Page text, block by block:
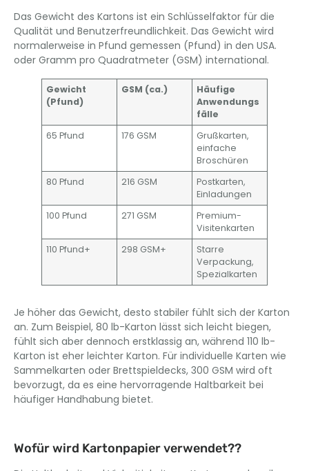
Das Gewicht des Kartons ist ein Schlüsselfaktor für die
Qualität und Benutzerfreundlichkeit. Das Gewicht wird
normalerweise in Pfund gemessen (Pfund) in den USA.
oder Gramm pro Quadratmeter (GSM) international.
Gewicht
(Pfund)
GSM (ca.)
Häufige
Anwendungs
fälle
65 Pfund
176 GSM
Grußkarten,
einfache
Broschüren
80 Pfund
216 GSM
Postkarten,
Einladungen
100 Pfund
271 GSM
Premium-
Visitenkarten
110 Pfund+
298 GSM+
Starre
Verpackung,
Spezialkarten
Je höher das Gewicht, desto stabiler fühlt sich der Karton
an. Zum Beispiel, 80 lb-Karton lässt sich leicht biegen,
fühlt sich aber dennoch erstklassig an, während 110 lb-
Karton ist eher leichter Karton. Für individuelle Karten wie
Sammelkarten oder Brettspieldecks, 300 GSM wird oft
bevorzugt, da es eine hervorragende Haltbarkeit bei
häufiger Handhabung bietet.
Wofür wird Kartonpapier verwendet??